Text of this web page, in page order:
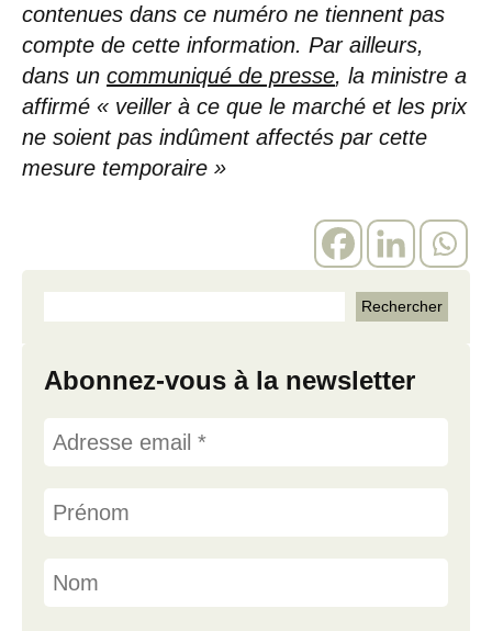
contenues dans ce numéro ne tiennent pas
compte de cette information. Par ailleurs,
dans un communiqué de presse, la ministre a
affirmé « veiller à ce que le marché et les prix
ne soient pas indûment affectés par cette
mesure temporaire »
Abonnez-vous à la newsletter